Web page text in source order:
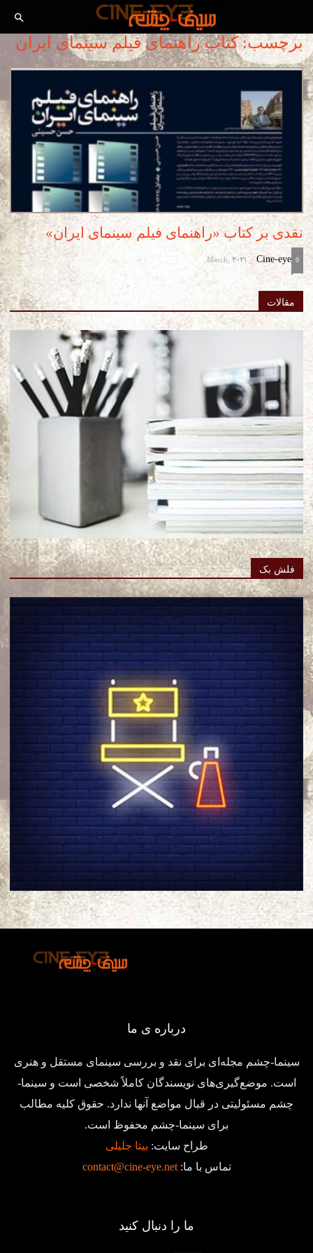
برچسب: کتاب راهنمای فیلم سینمای ایران
نقدی بر کتاب «راهنمای فیلم سینمای ایران»
Cine-eye
-
March, 2021 0
مقالات
فلش بک
درباره ی ما
سینما-چشم مجله‌ای برای نقد و بررسی سینمای مستقل و هنری
است. موضع‌گیری‌های نویسندگان کاملاً شخصی است و سینما-
چشم مسئولیتی در قبال مواضع آنها ندارد. حقوق کلیه مطالب
برای سینما-چشم محفوظ است.
طراح سایت: بیتا جلیلی
تماس با ما:contact@cine-eye.net
ما را دنبال کنید